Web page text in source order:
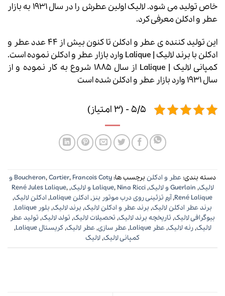
خاص تولید می شود. لالیک اولین عطرش را در سال 1931 به بازار
عطر و ادکلن معرفی کرد.
این تولید کننده ی عطر و ادکلن تا کنون بیش از 44 عدد عطر و
ادکلن با برند لالیک | Lalique وارد بازار عطر و ادکلن نموده است.
کمپانی لالیک |
Lalique
از سال 1885 شروع به کار نموده و از
سال 1931 وارد بازار عطر و ادکلن شده است
5/5 - (3 امتیاز)
دسته بندی:عطر و ادکلن برچسب ها: Boucheron,Cartier,
Francois Coty و
لالیک, Guerlain و لالیک ,
Lalique, Nina Ricci و لالیک ,
René Jules Lalique,
René Lalique
,آرم تزئینی روی درب موتور بنز, ادکلن Lalique , ادکلن لالیک,
برند عطر ادکلن لالیک, برند عطر و ادکلن لالیک, برند لالیک, بلور Lalique
,
بیوگرافی لالیک, تاریخچه برند لالیک, تحصیلات لالیک, تولد لالیک, تولید عطر
لالیک,رنه لالیک,عطر Lalique ,عطر سازی,عطر لالیک,کریستال Lalique
,
کمپانی لالیک,لالیک